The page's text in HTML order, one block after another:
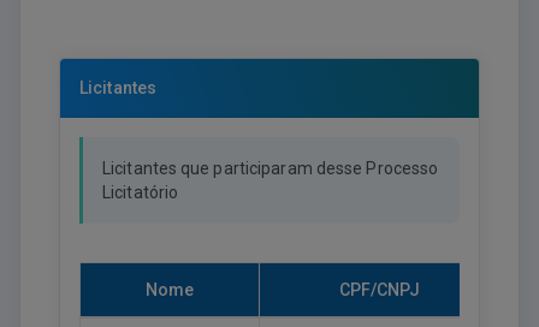
Licitantes
Licitantes que participaram desse Processo
Licitatório
Nome CPF/CNPJ